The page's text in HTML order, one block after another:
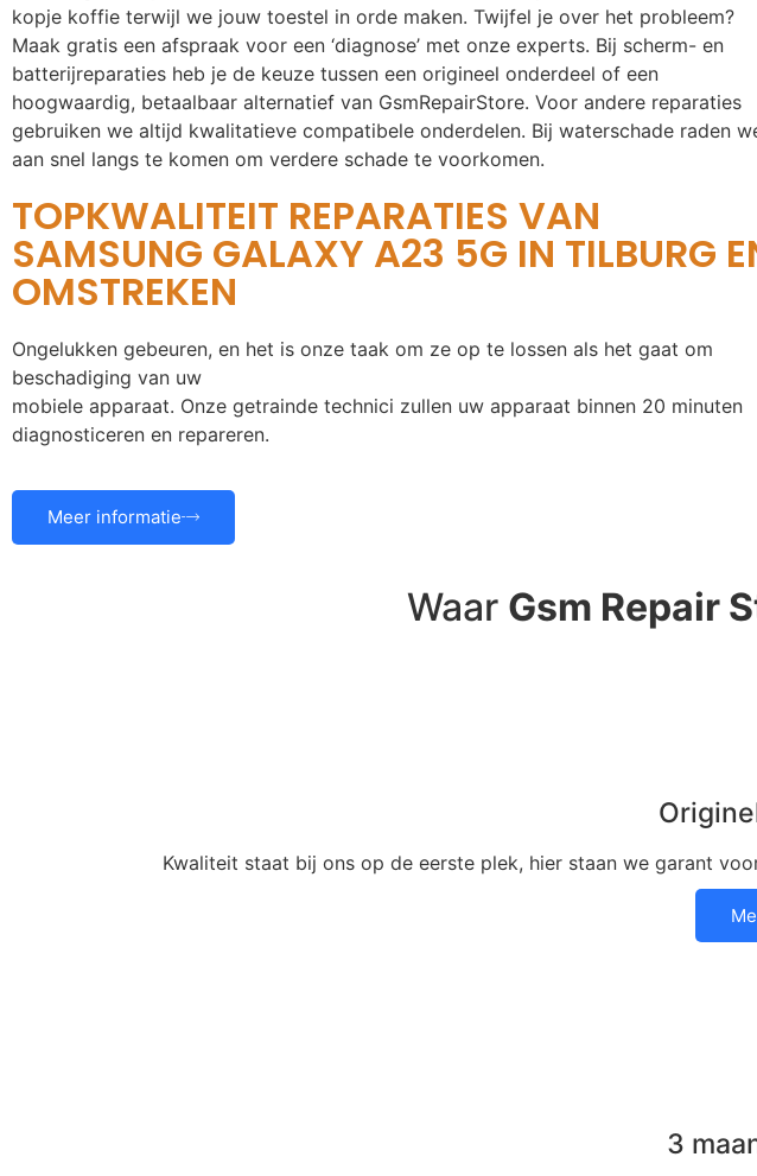
kopje koffie terwijl we jouw toestel in orde maken. Twijfel je over het probleem?
Maak gratis een afspraak voor een ‘diagnose’ met onze experts. Bij scherm- en
batterijreparaties heb je de keuze tussen een origineel onderdeel of een
hoogwaardig, betaalbaar alternatief van GsmRepairStore. Voor andere reparaties
gebruiken we altijd kwalitatieve compatibele onderdelen. Bij waterschade raden
aan snel langs te komen om verdere schade te voorkomen.
TOPKWALITEIT REPARATIES VAN
SAMSUNG GALAXY A23 5G IN TILBURG
OMSTREKEN
Ongelukken gebeuren, en het is onze taak om ze op te lossen als het gaat om
beschadiging van uw
mobiele apparaat. Onze getrainde technici zullen uw apparaat binnen 20 minuten
diagnosticeren en repareren.
Meer informatie
Waar Gsm Repair
Kwaliteit staat bij ons op de eerste plek, hier staan we garant
3